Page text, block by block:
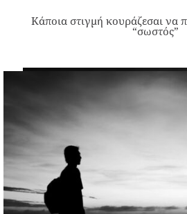
Κάποια στιγμή κουράζεσαι να
“σωστός”